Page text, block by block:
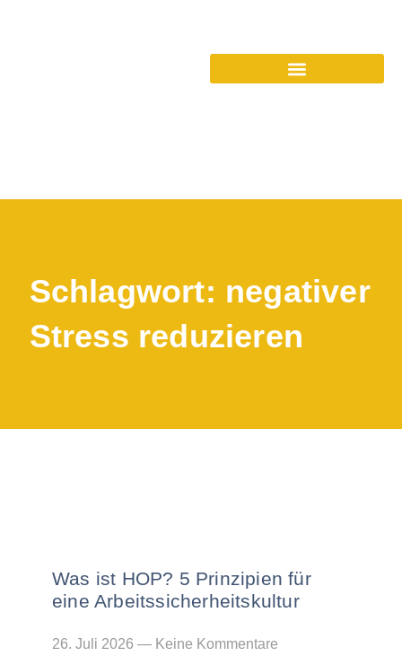
Schlagwort: negativer
Stress reduzieren
Was ist HOP? 5 Prinzipien für
eine Arbeitssicherheitskultur
26. Juli 2026 Keine Kommentare